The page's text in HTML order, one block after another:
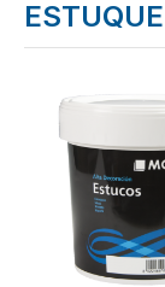
ESTUQUE